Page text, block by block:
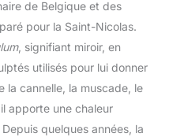
de Belgique et des
pour la Saint-Nicolas.
, signifiant miroir, en
utilisés pour lui donner
la cannelle, la muscade, le
apporte une chaleur
quelques années, la